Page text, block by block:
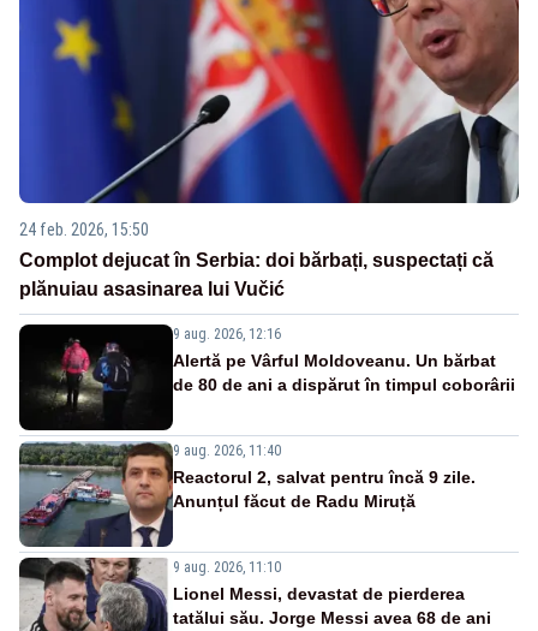
24 feb. 2026, 15:50
Complot dejucat în Serbia: doi bărbați, suspectați că
plănuiau asasinarea lui Vučić
9 aug. 2026, 12:16
Alertă pe Vârful Moldoveanu. Un bărbat
de 80 de ani a dispărut în timpul coborârii
9 aug. 2026, 11:40
Reactorul 2, salvat pentru încă 9 zile.
Anunțul făcut de Radu Miruță
9 aug. 2026, 11:10
Lionel Messi, devastat de pierderea
tatălui său. Jorge Messi avea 68 de ani